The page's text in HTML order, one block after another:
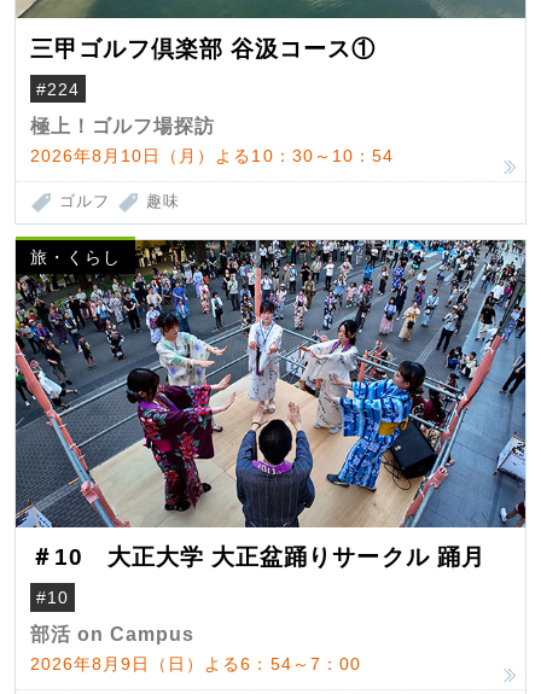
三甲ゴルフ倶楽部 谷汲コース①
#224
極上！ゴルフ場探訪
2026年8月10日（月）よる10：30～10：54
ゴルフ 趣味
旅・くらし
＃10 大正大学 大正盆踊りサークル 踊月
#10
部活 on Campus
2026年8月9日（日）よる6：54～7：00